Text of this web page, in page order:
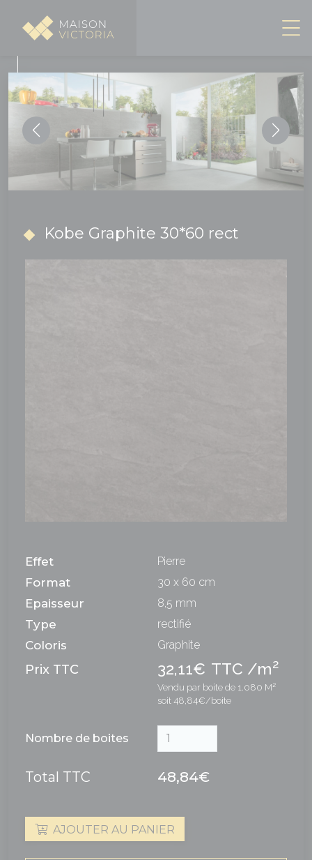
Kobe Graphite 30*60 rect
Effet Pierre
Format 30 x 60 cm
Epaisseur 8,5 mm
Type rectifié
Coloris Graphite
Prix TTC 32,11€ TTC /m2
Vendu par boite de 1.080 M²
soit 48,84€/boite
Nombre de boites
Total TTC 48,84€
AJOUTER AU PANIER